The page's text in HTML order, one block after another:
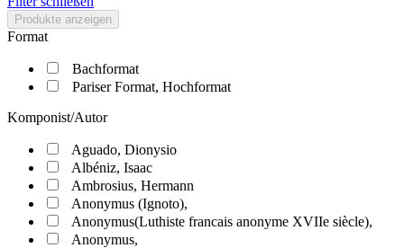
Produkte anzeigen
Format
Bachformat
Pariser Format, Hochformat
Komponist/Autor
Aguado, Dionysio
Albéniz, Isaac
Ambrosius, Hermann
Anonymus (Ignoto),
Anonymus(Luthiste francais anonyme XVIIe siècle),
Anonymus,